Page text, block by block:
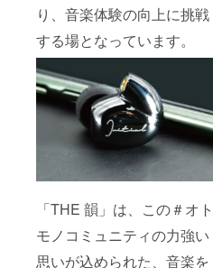
り、音楽体験の向上に挑戦
する場となっています。
「THE 韻」は、この＃オト
モノコミュニティの力強い
思いが込められた、音楽を